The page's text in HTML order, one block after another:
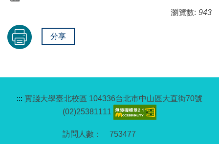
瀏覽數: 943
分享
753477
::: 實踐大學臺北校區 104336台北市中山區大直街70號
(02)25381111